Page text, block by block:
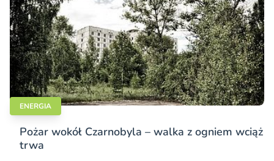
ENERGIA
Pożar wokół Czarnobyla – walka z ogniem wciąż
trwa